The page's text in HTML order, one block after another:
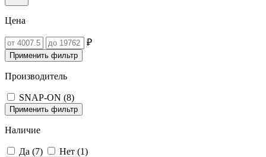
Цена
₽
Применить фильтр
Производитель
SNAP-ON (8)
Применить фильтр
Наличие
Да (7) Нет (1)